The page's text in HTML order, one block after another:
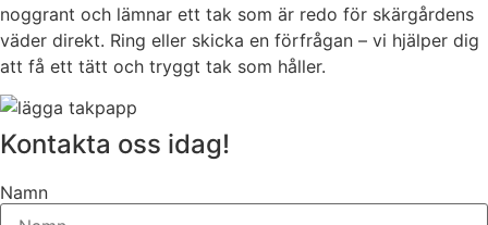
noggrant och lämnar ett tak som är redo för skärgårdens
väder direkt. Ring eller skicka en förfrågan – vi hjälper dig
att få ett tätt och tryggt tak som håller.
Kontakta oss idag!
Namn